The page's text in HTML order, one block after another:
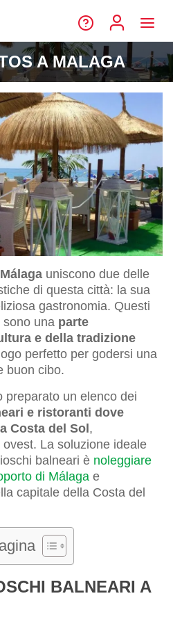
A MALAGA
uniscono due delle
di questa città: la sua
gastronomia. Questi
sono una parte
e della tradizione
perfetto per godersi una
buon cibo.
preparato un elenco dei
e ristoranti dove
Costa del Sol ,
La soluzione ideale
balneari è noleggiare
di Málaga e
capitale della Costa del
BALNEARI A